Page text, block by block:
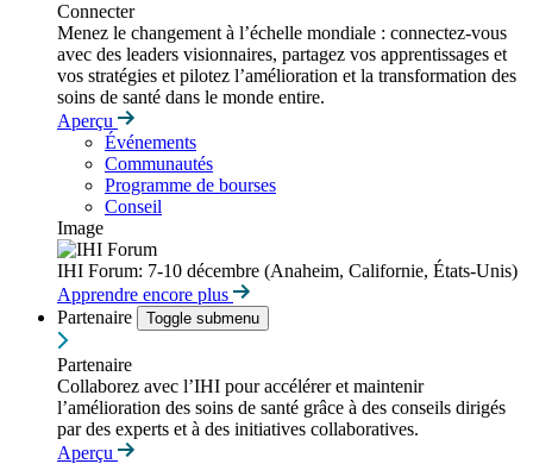
Connecter
Menez le changement à l’échelle mondiale : connectez-vous
avec des leaders visionnaires, partagez vos apprentissages et
vos stratégies et pilotez l’amélioration et la transformation des
soins de santé dans le monde entire.
Aperçu
Événements
Communautés
Programme de bourses
Conseil
Image
IHI Forum: 7-10 décembre (Anaheim, Californie, États-Unis)
Apprendre encore plus
Partenaire
Toggle submenu
Partenaire
Collaborez avec l’IHI pour accélérer et maintenir
l’amélioration des soins de santé grâce à des conseils dirigés
par des experts et à des initiatives collaboratives.
Aperçu